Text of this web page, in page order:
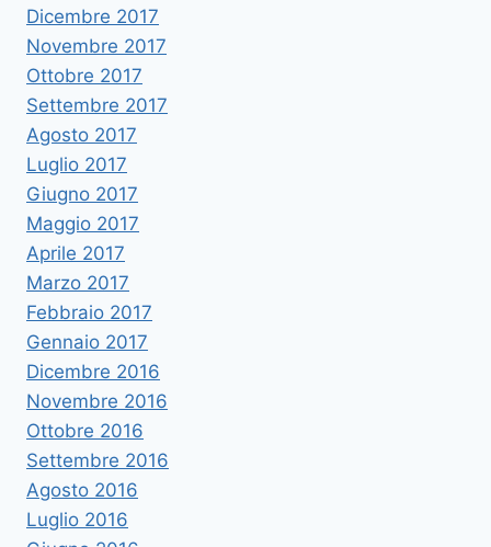
Dicembre 2017
Novembre 2017
Ottobre 2017
Settembre 2017
Agosto 2017
Luglio 2017
Giugno 2017
Maggio 2017
Aprile 2017
Marzo 2017
Febbraio 2017
Gennaio 2017
Dicembre 2016
Novembre 2016
Ottobre 2016
Settembre 2016
Agosto 2016
Luglio 2016